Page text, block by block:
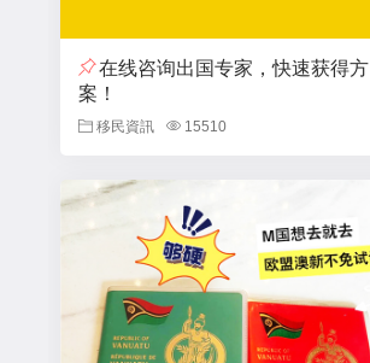
在线咨询出国专家，快速获得方
案！
移民資訊 15510